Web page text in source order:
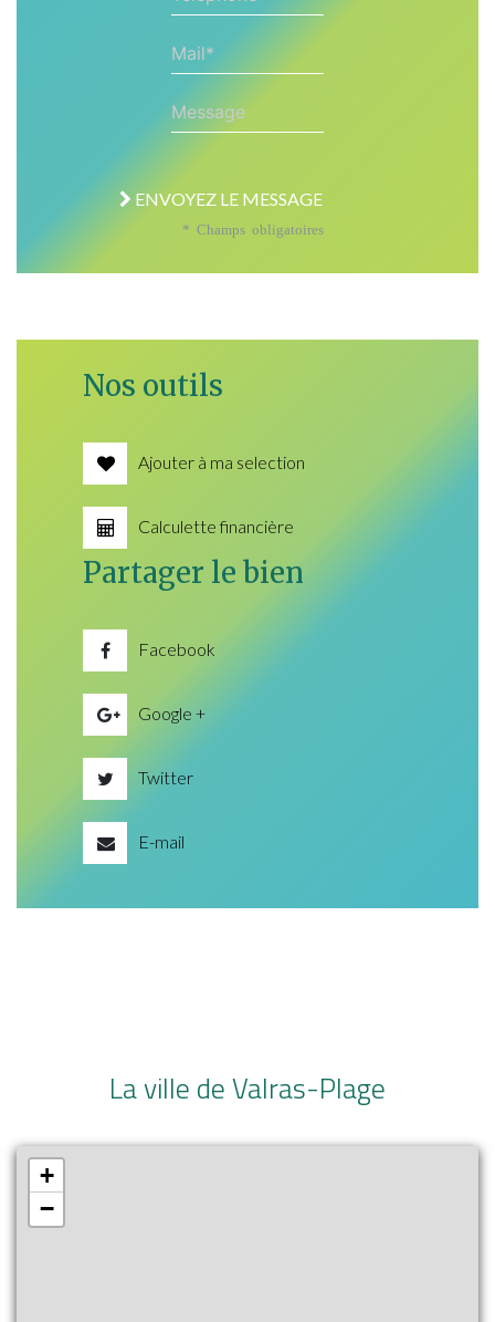
Mail*
Message
ENVOYEZ LE MESSAGE
* Champs obligatoires
Nos outils
Ajouter à ma selection
Calculette financière
Partager le bien
Facebook
Google +
Twitter
E-mail
La ville de Valras-Plage
+
−